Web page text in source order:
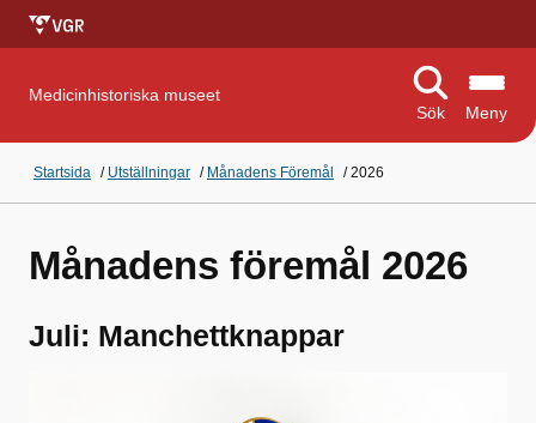
Medicinhistoriska museet
Sök
Meny
Startsida / Utställningar / Månadens Föremål /2026
Månadens föremål 2026
Juli: Manchettknappar